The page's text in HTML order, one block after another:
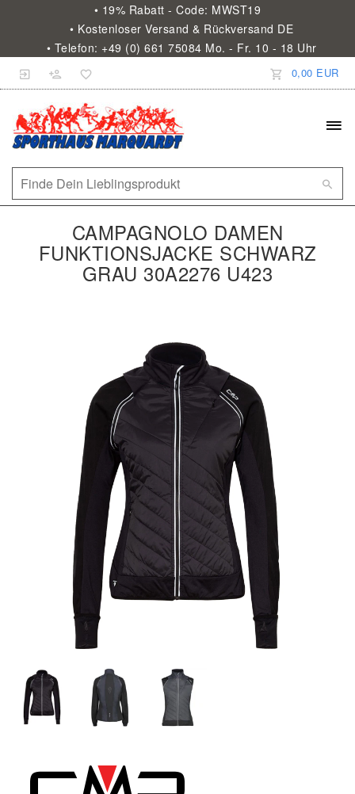
• 19% Rabatt - Code: MWST19
• Kostenloser Versand & Rückversand DE
• Telefon: +49 (0) 661 75084 Mo. - Fr. 10 - 18 Uhr
0,00 EUR
CAMPAGNOLO DAMEN
FUNKTIONSJACKE SCHWARZ
GRAU 30A2276 U423